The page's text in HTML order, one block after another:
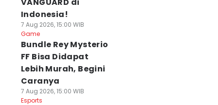
Indonesia!
7 Aug 2026, 15:00 WIB
Game
Bundle Rey Mysterio
FF Bisa Didapat
Lebih Murah, Begini
Caranya
7 Aug 2026, 15:00 WIB
Esports